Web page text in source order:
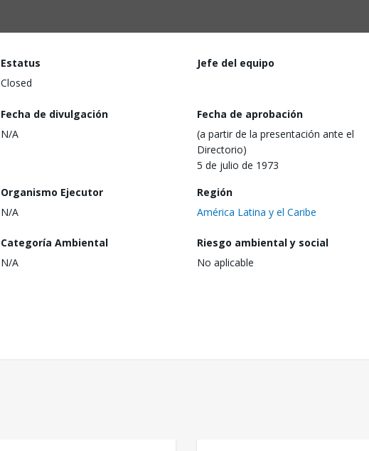
Estatus
Closed
Jefe del equipo
Fecha de divulgación
N/A
Fecha de aprobación
(a partir de la presentación ante el
Directorio)
5 de julio de 1973
Organismo Ejecutor
N/A
Región
América Latina y el Caribe
Categoría Ambiental
N/A
Riesgo ambiental y social
No aplicable